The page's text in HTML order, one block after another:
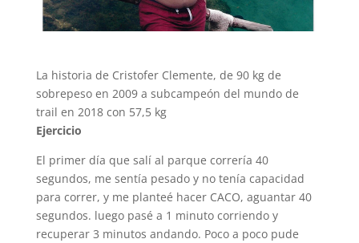
La historia de Cristofer Clemente, de 90 kg de
sobrepeso en 2009 a subcampeón del mundo de
trail en 2018 con 57,5 kg
Ejercicio
El primer día que salí al parque correría 40
segundos, me sentía pesado y no tenía capacidad
para correr, y me planteé hacer CACO, aguantar 40
segundos. luego pasé a 1 minuto corriendo y
recuperar 3 minutos andando. Poco a poco pude